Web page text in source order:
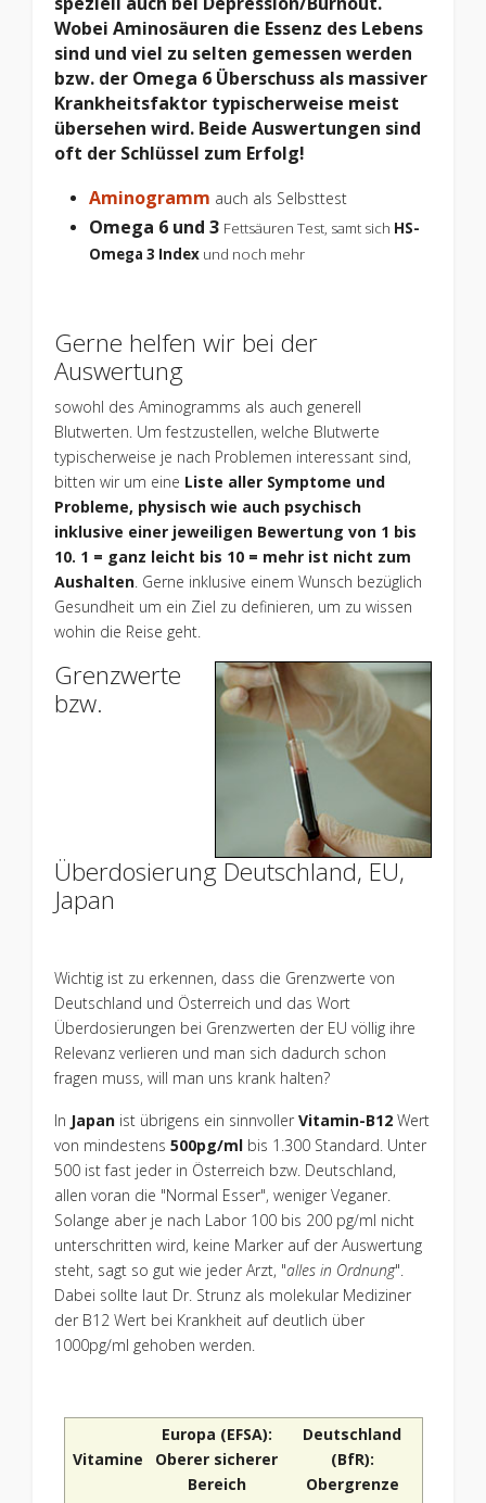
Wobei Aminosäuren die Essenz des Lebens
sind und viel zu selten gemessen werden
bzw. der Omega 6 Überschuss als massiver
Krankheitsfaktor typischerweise meist
übersehen wird. Beide Auswertungen sind
oft der Schlüssel zum Erfolg!
Aminogramm auch als Selbsttest
Omega 6 und 3 Fettsäuren Test, samt sich HS-
Omega 3 Indexund noch mehr
Gerne helfen wir bei der
Auswertung
sowohl des Aminogramms als auch generell
Blutwerten. Um festzustellen, welche Blutwerte
typischerweise je nach Problemen interessant sind,
bitten wir um eine Liste aller Symptome und
Probleme, physisch wie auch psychisch
inklusive einer jeweiligen Bewertung von 1 bis
10. 1 = ganz leicht bis 10 = mehr ist nicht zum
Aushalten. Gerne inklusive einem Wunsch bezüglich
Gesundheit um ein Ziel zu definieren, um zu wissen
wohin die Reise geht.
Grenzwerte
bzw.
Überdosierung Deutschland, EU,
Japan
Wichtig ist zu erkennen, dass die Grenzwerte von
Deutschland und Österreich und das Wort
Überdosierungen bei Grenzwerten der EU völlig ihre
Relevanz verlieren und man sich dadurch schon
fragen muss, will man uns krank halten?
In Japanist übrigens ein sinnvoller Vitamin-B12Wert
von mindestens 500pg/mlbis 1.300 Standard. Unter
500 ist fast jeder in Österreich bzw. Deutschland,
allen voran die "Normal Esser", weniger Veganer.
Solange aber je nach Labor 100 bis 200 pg/ml nicht
unterschritten wird, keine Marker auf der Auswertung
steht, sagt so gut wie jeder Arzt, "alles in Ordnung".
Dabei sollte laut Dr. Strunz als molekular Mediziner
der B12 Wert bei Krankheit auf deutlich über
1000pg/ml gehoben werden.
Vitamine
Europa (EFSA):
Oberer sicherer
Bereich
Deutschland
(BfR):
Obergrenze